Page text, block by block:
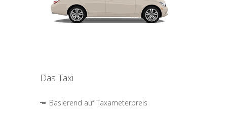
Das Taxi
Basierend auf Taxameterpreis